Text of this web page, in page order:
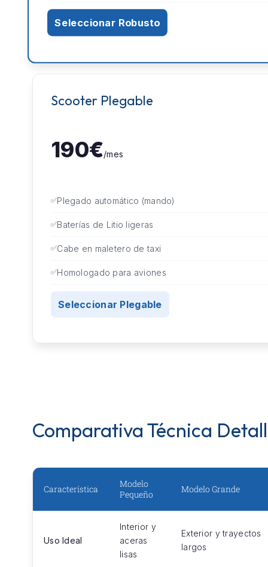
Seleccionar Robusto
Scooter Plegable
190€/mes
Plegado automático (mando)
Baterías de Litio ligeras
Cabe en maletero de taxi
Homologado para aviones
Seleccionar Plegable
Comparativa Técnica
Característica
Modelo
Pequeño
Modelo Grande
Uso Ideal
Interior y
aceras
lisas
Exterior y trayectos
largos